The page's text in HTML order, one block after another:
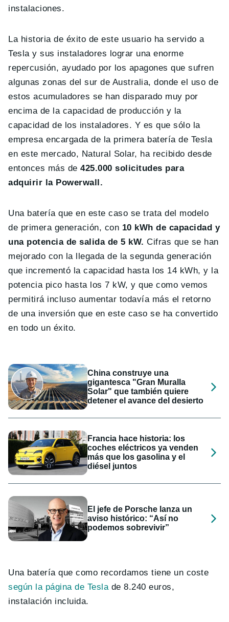
instalaciones.
La historia de éxito de este usuario ha servido a
Tesla y sus instaladores lograr una enorme
repercusión, ayudado por los apagones que sufren
algunas zonas del sur de Australia, donde el uso de
estos acumuladores se han disparado muy por
encima de la capacidad de producción y la
capacidad de los instaladores. Y es que sólo la
empresa encargada de la primera batería de Tesla
en este mercado, Natural Solar, ha recibido desde
entonces más de 425.000 solicitudes para
adquirir la Powerwall.
Una batería que en este caso se trata del modelo
de primera generación, con 10 kWh de capacidad y
una potencia de salida de 5 kW. Cifras que se han
mejorado con la llegada de la segunda generación
que incrementó la capacidad hasta los 14 kWh, y la
potencia pico hasta los 7 kW, y que como vemos
permitirá incluso aumentar todavía más el retorno
de una inversión que en este caso se ha convertido
en todo un éxito.
China construye una
gigantesca "Gran Muralla
Solar" que también quiere
detener el avance del desierto
Francia hace historia: los
coches eléctricos ya venden
más que los gasolina y el
diésel juntos
El jefe de Porsche lanza un
aviso histórico: “Así no
podemos sobrevivir”
Una batería que como recordamos tiene un coste
según la página de Tesla de 8.240 euros,
instalación incluida.